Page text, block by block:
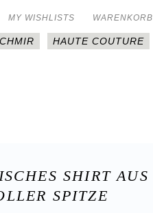
WARENKORB
MY WISHLISTS
HAUTE COUTURE
SHIRT AUS
SPITZE